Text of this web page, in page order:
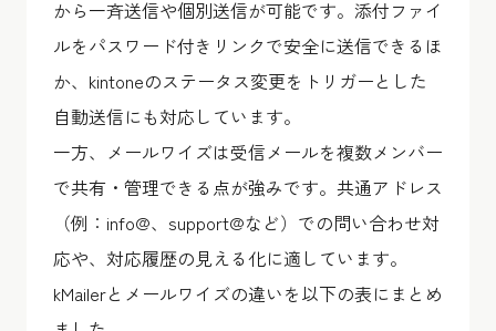
から一斉送信や個別送信が可能です。添付ファイ
ルをパスワード付きリンクで安全に送信できるほ
か、kintoneのステータス変更をトリガーとした
自動送信にも対応しています。
一方、メールワイズは受信メールを複数メンバー
で共有・管理できる点が強みです。共通アドレス
（例：info@、support@など）での問い合わせ対
応や、対応履歴の見える化に適しています。
kMailerとメールワイズの違いを以下の表にまとめ